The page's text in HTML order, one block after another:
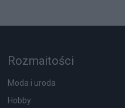
Rozmaitości
Moda i uroda
Hobby